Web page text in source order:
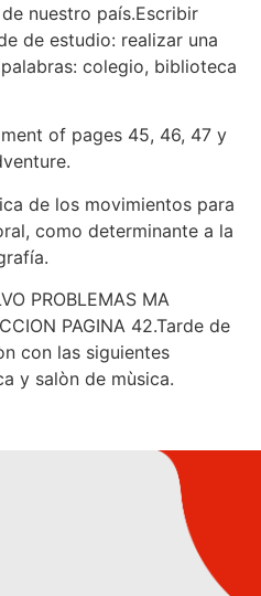
nuestro país.Escribir
de estudio: realizar una
colegio, biblioteca
of pages 45, 46, 47 y
de los movimientos para
como determinante a la
PROBLEMAS MA
PAGINA 42.Tarde de
con las siguientes
y salòn de mùsica.